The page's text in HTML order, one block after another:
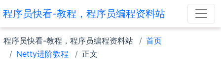
程序员快看-教程，程序员编程资料站
程序员快看-教程，程序员编程资料站
首页
Netty进阶教程
正文